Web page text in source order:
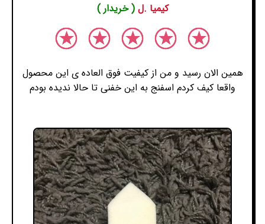
کیمیا .ل( خریدار )
همین الان رسید و من از کیفیت فوق العاده ی این محصول
واقعا کیف کردم اسفنج به این خفنی تا حالا ندیده بودم